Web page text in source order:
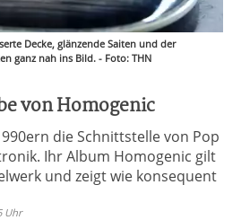
Decke, glänzende Saiten und der
ganz nah ins Bild. - Foto: THN
von Homogenic
die Schnittstelle von Pop
Ihr Album Homogenic gilt
und zeigt wie konsequent
Uhr